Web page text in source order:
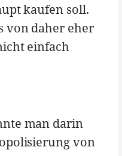
kaufen soll.
von daher eher
einfach
man darin
von